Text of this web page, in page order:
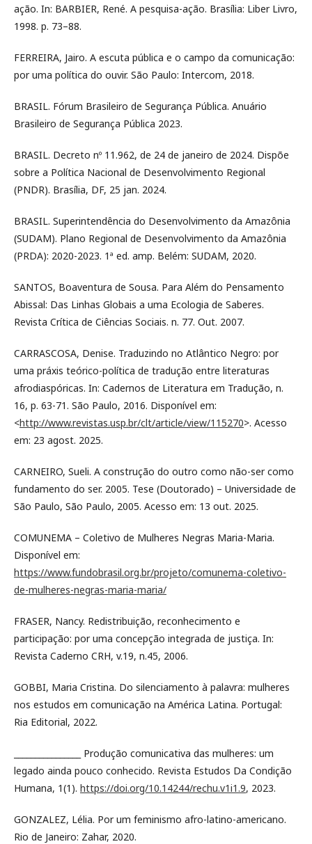
ação. In: BARBIER, René. A pesquisa-ação. Brasília: Liber Livro,
1998. p. 73–88.
FERREIRA, Jairo. A escuta pública e o campo da comunicação:
por uma política do ouvir. São Paulo: Intercom, 2018.
BRASIL. Fórum Brasileiro de Segurança Pública. Anuário
Brasileiro de Segurança Pública 2023.
BRASIL. Decreto nº 11.962, de 24 de janeiro de 2024. Dispõe
sobre a Política Nacional de Desenvolvimento Regional
(PNDR). Brasília, DF, 25 jan. 2024.
BRASIL. Superintendência do Desenvolvimento da Amazônia
(SUDAM). Plano Regional de Desenvolvimento da Amazônia
(PRDA): 2020-2023. 1ª ed. amp. Belém: SUDAM, 2020.
SANTOS, Boaventura de Sousa. Para Além do Pensamento
Abissal: Das Linhas Globais a uma Ecologia de Saberes.
Revista Crítica de Ciências Sociais. n. 77. Out. 2007.
CARRASCOSA, Denise. Traduzindo no Atlântico Negro: por
uma práxis teórico-política de tradução entre literaturas
afrodiaspóricas. In: Cadernos de Literatura em Tradução, n.
16, p. 63-71. São Paulo, 2016. Disponível em:
<http://www.revistas.usp.br/clt/article/view/115270>. Acesso
em: 23 agost. 2025.
CARNEIRO, Sueli. A construção do outro como não-ser como
fundamento do ser. 2005. Tese (Doutorado) – Universidade de
São Paulo, São Paulo, 2005. Acesso em: 13 out. 2025.
COMUNEMA – Coletivo de Mulheres Negras Maria-Maria.
Disponível em:
https://www.fundobrasil.org.br/projeto/comunema-coletivo-
de-mulheres-negras-maria-maria/
FRASER, Nancy. Redistribuição, reconhecimento e
participação: por uma concepção integrada de justiça. In:
Revista Caderno CRH, v.19, n.45, 2006.
GOBBI, Maria Cristina. Do silenciamento à palavra: mulheres
nos estudos em comunicação na América Latina. Portugal:
Ria Editorial, 2022.
________________ Produção comunicativa das mulheres: um
legado ainda pouco conhecido. Revista Estudos Da Condição
Humana, 1(1). https://doi.org/10.14244/rechu.v1i1.9, 2023.
GONZALEZ, Lélia. Por um feminismo afro-latino-americano.
Rio de Janeiro: Zahar, 2020.